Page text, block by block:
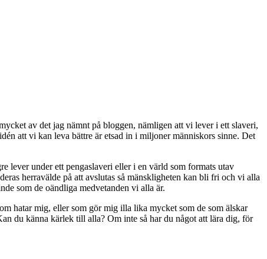
av det jag nämnt på bloggen, nämligen att vi lever i ett slaveri,
att vi kan leva bättre är etsad in i miljoner människors sinne. Det
lever under ett pengaslaveri eller i en värld som formats utav
herravälde på att avslutas så mänskligheten kan bli fri och vi alla
som de oändliga medvetanden vi alla är.
hatar mig, eller som gör mig illa lika mycket som de som älskar
du känna kärlek till alla? Om inte så har du något att lära dig, för